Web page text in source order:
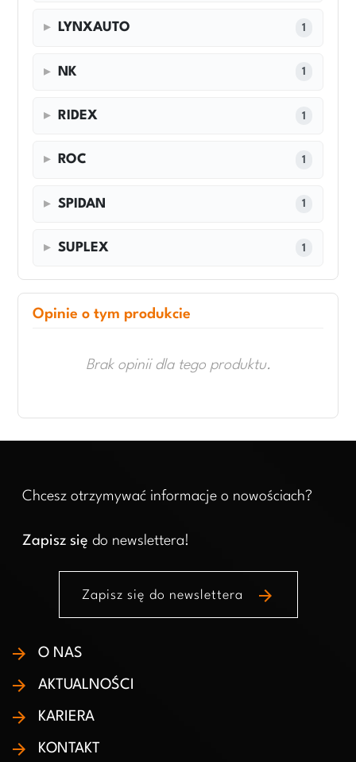
LYNXAUTO 1
NK 1
RIDEX 1
ROC 1
SPIDAN 1
SUPLEX 1
Opinie o tym produkcie
Brak opinii dla tego produktu.
Chcesz otrzymywać informacje o nowościach?
Zapisz się do newslettera!
Zapisz się do newslettera arrow_forward
O NAS
AKTUALNOŚCI
KARIERA
KONTAKT